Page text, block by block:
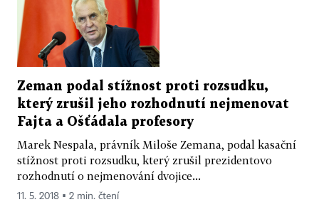
Zeman podal stížnost proti rozsudku,
který zrušil jeho rozhodnutí nejmenovat
Fajta a Ošťádala profesory
Marek Nespala, právník Miloše Zemana, podal kasační
stížnost proti rozsudku, který zrušil prezidentovo
rozhodnutí o nejmenování dvojice...
11. 5. 2018 ▪ 2 min. čtení